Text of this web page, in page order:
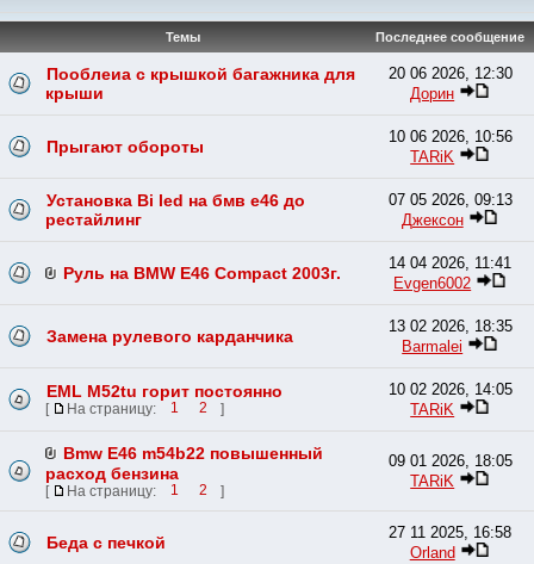
Темы Последнее сообщение
Пооблеиа с крышкой багажника для
крыши
20 06 2026, 12:30
Дорин
Прыгают обороты
10 06 2026, 10:56
TARiK
Установка Bi led на бмв е46 до
рестайлинг
07 05 2026, 09:13
Джексон
Руль на BMW E46 Compact 2003г.
14 04 2026, 11:41
Evgen6002
Замена рулевого карданчика
13 02 2026, 18:35
Barmalei
EML M52tu горит постоянно
[ На страницу: 1 2 ]
10 02 2026, 14:05
TARiK
Bmw E46 m54b22 повышенный
расход бензина
[ На страницу: 1 2 ]
09 01 2026, 18:05
TARiK
Беда с печкой
27 11 2025, 16:58
Orland